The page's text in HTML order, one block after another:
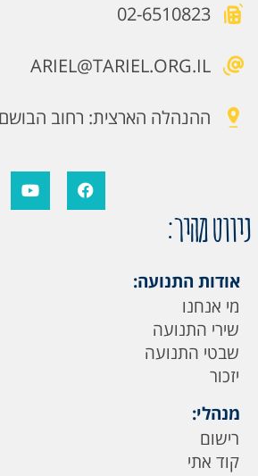
02-6510823
ARIEL@TARIEL.ORG.IL
ההנהלה הארצית: רחוב הבושם 11, גילה ירושלים
ניווט מהיר:
אודות התנועה:
מי אנחנו
שירי התנועה
שבטי התנועה
יזכור
מנהלי:
רישום
קוד אתי